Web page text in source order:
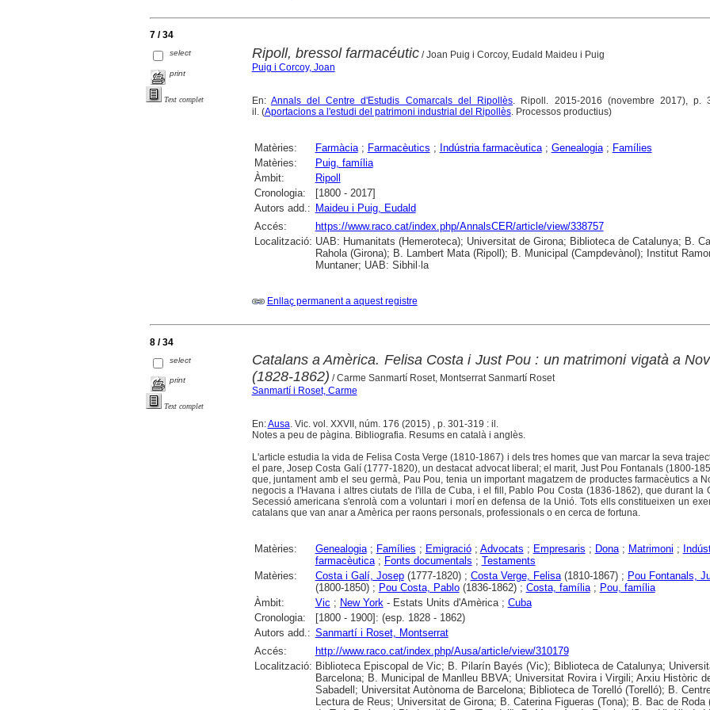
7 / 34
select
print
Text complet
Ripoll, bressol farmacéutic/ Joan Puig i Corcoy, Eudald Maideu i Puig
Puig i Corcoy, Joan
En: Annals del Centre d'Estudis Comarcals del Ripollès . Ripoll. 2015-2016 (novembre 2017), p.
il. (Aportacions a l'estudi del patrimoni industrial del Ripollès. Processos productius)
Matèries: Farmàcia; Farmacèutics ; Indústria farmacèutica; Genealogia; Famílies
Matèries:
Puig, família
Àmbit:
Ripoll
Cronologia:
[1800 - 2017]
Autors add.: Maideu i Puig, Eudald
Accés:
https://www.raco.cat/index.php/AnnalsCER/article/view/338757
Localització: UAB: Humanitats (Hemeroteca); Universitat de Girona; Biblioteca de Catalunya; B.
Rahola (Girona); B. Lambert Mata (Ripoll); B. Municipal (Campdevànol); Institut
Muntaner; UAB: Sibhil·la
Enllaç permanent a aquest registre
8 / 34
select
print
Text complet
Catalans a Amèrica. Felisa Costa i Just Pou : un matrimoni vigatà a
(1828-1862) / Carme Sanmartí Roset, Montserrat Sanmartí Roset
Sanmartí i Roset, Carme
En:Ausa . Vic. vol. XXVII, núm. 176 (2015) , p. 301-319 : il.
Notes a peu de pàgina. Bibliografia. Resums en català i anglès.
L'article estudia la vida de Felisa Costa Verge (1810-1867) i dels tres homes que van marcar la seva
el pare, Josep Costa Galí (1777-1820), un destacat advocat liberal; el marit, Just Pou Fontanals (1800-
que, juntament amb el seu germà, Pau Pou, tenia un important magatzem de productes farmacèutics a
negocis a l'Havana i altres ciutats de l'illa de Cuba, i el fill, Pablo Pou Costa (1836-1862), que durant la
Secessió americana s'enrolà com a voluntari i morí en defensa de la Unió. Tots ells constitueixen un
catalans que van anar a Amèrica per raons personals, professionals o en cerca de fortuna.
Matèries: Genealogia; Famílies ; Emigració; Advocats ; Empresaris ; Dona; Matrimoni ;
farmacèutica; Fonts documentals ; Testaments
Matèries:
Costa i Galí, Josep(1777-1820) ; Costa Verge, Felisa(1810-1867) ; Pou Fontanals,
(1800-1850) ; Pou Costa, Pablo(1836-1862) ; Costa, família; Pou, família
Àmbit:
Vic ; New York - Estats Units d'Amèrica ; Cuba
Cronologia:
[1800 - 1900]: (esp. 1828 - 1862)
Autors add.: Sanmartí i Roset, Montserrat
Accés:
http://www.raco.cat/index.php/Ausa/article/view/310179
Localització: Biblioteca Episcopal de Vic; B. Pilarín Bayés (Vic); Biblioteca de Catalunya;
Barcelona; B. Municipal de Manlleu BBVA; Universitat Rovira i Virgili; Arxiu Històric
Sabadell; Universitat Autònoma de Barcelona; Biblioteca de Torelló (Torelló); B.
Lectura de Reus; Universitat de Girona; B. Caterina Figueras (Tona); B. Bac de Roda